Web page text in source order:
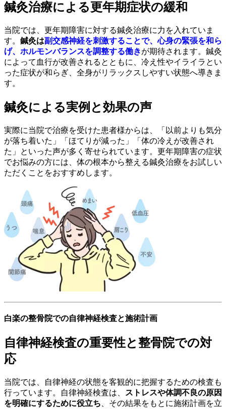
鍼灸治療による更年期症状の緩和
当院では、更年期障害に対する鍼灸治療に力を入れていま
す。 鍼灸は副交感神経を刺激することで、心身の緊張を和ら
げ、ホルモンバランスを調整する働きが期待されます。鍼灸
によって血行が改善されるとともに、冷え性やイライラとい
った症状が和らぎ、全身がリラックスしやすい状態へ導きま
す。
鍼灸による実例と効果の声
実際に当院で治療を受けた患者様からは、「以前よりも気分
が落ち着いた」「ほてりが減った」「体の冷えが改善され
た」といった声が多く寄せられています。更年期障害の症状
でお悩みの方には、体の根本から整える鍼灸治療をお試しい
ただくことをおすすめします。
白楽の整骨院での自律神経検査と施術計画
自律神経検査の重要性と整骨院での対
応
当院では、自律神経の状態を客観的に把握するための検査も
行っています。自律神経検査は、
ストレスや体調不良の原因
を明確にするために役立ち 、その結果をもとに施術計画を立